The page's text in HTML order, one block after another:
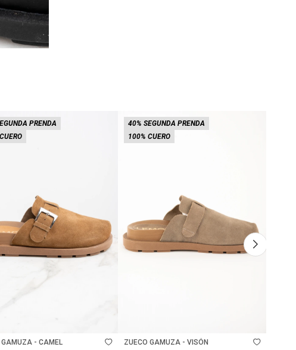
PRENDA
GAMUZA - CAMEL
100% CUERO
40% SEGUNDA PRENDA
ZUECO GAMUZA - VISÓN